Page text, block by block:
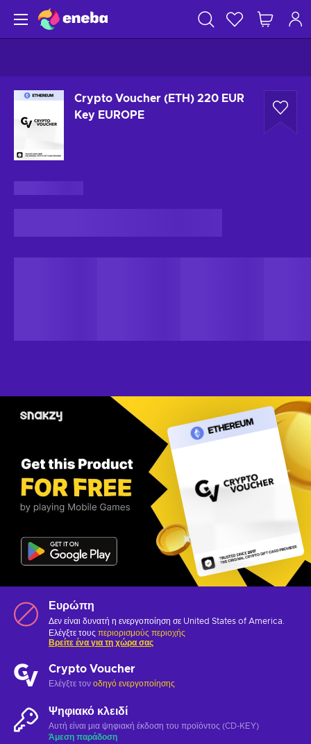
Crypto Voucher (ETH) 220 EUR
Key EUROPE
Ευρώπη
Δεν είναι δυνατή η ενεργοποίηση σε United States of America.
Ελέγξτε τους περιορισμούς περιοχής
Βρείτε ένα για τη χώρα σας
Crypto Voucher
Ελέγξτε τον οδηγό ενεργοποίησης
Ψηφιακό κλειδί
Αυτή είναι μια ψηφιακή έκδοση του προϊόντος (CD-KEY)
Άμεση παράδοση